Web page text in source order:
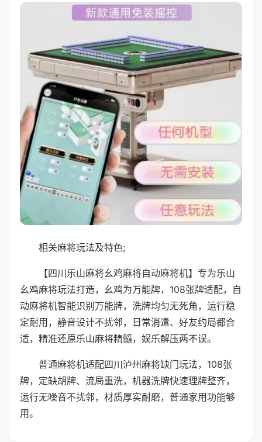
相关麻将玩法及特色;
【四川乐山麻将幺鸡麻将自动麻将机】专为乐山
幺鸡麻将玩法打造，幺鸡为万能牌，108张牌适配，自
动麻将机智能识别万能牌，洗牌均匀无死角，运行稳
定耐用，静音设计不扰邻，日常消遣、好友约局都合
适，精准还原乐山麻将精髓，娱乐解压两不误。
普通麻将机适配四川泸州麻将缺门玩法，108张
牌，定缺胡牌、流局重洗，机器洗牌快速理牌整齐，
运行无噪音不扰邻，材质厚实耐磨，普通家用功能够
用。